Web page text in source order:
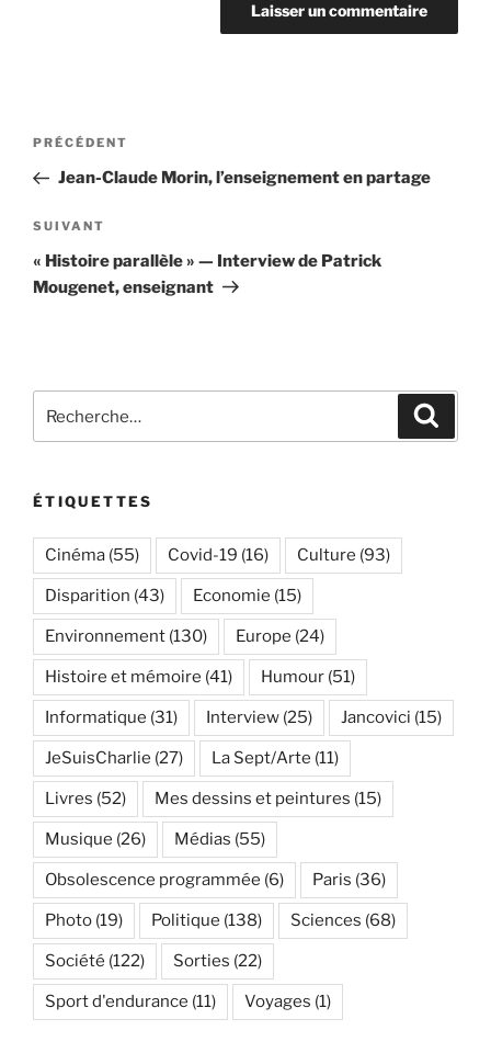
Navigation
l’article
Article
précédent
PRÉCÉDENT
Jean-Claude Morin, l’enseignement en partage
Article
suivant
SUIVANT
« Histoire parallèle » — Interview de Patrick
Mougenet, enseignant
pour
ÉTIQUETTES
Cinéma (55) Covid-19 (16) Culture (93)
Disparition (43) Economie (15)
Environnement (130) Europe (24)
Histoire et mémoire (41) Humour (51)
Informatique (31) Interview (25) Jancovici (15)
JeSuisCharlie (27) La Sept/Arte (11)
Livres (52) Mes dessins et peintures (15)
Musique (26) Médias (55)
Obsolescence programmée (6) Paris (36)
Photo (19) Politique (138) Sciences (68)
Société (122) Sorties (22)
Sport d'endurance (11) Voyages (1)